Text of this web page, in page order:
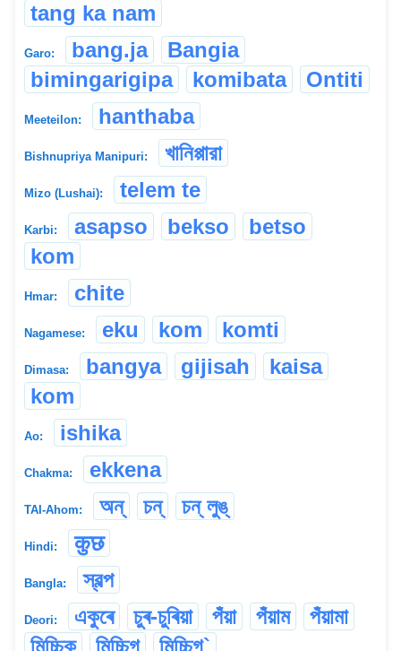
tang ka nam
Garo: bang.ja
Bangia
bimingarigipa
komibata Ontiti
Meeteilon: hanthaba
Bishnupriya Manipuri: খানিপ্পারা
Mizo (Lushai): telem te
Karbi: asapso bekso
betso
kom
Hmar: chite
Nagamese: eku kom komti
Dimasa: bangya gijisah
kaisa
kom
Ao: ishika
Chakma: ekkena
TAI-Ahom: অন্ চন্ চন্ লুঙ্
Hindi: कुछ
Bangla: স্বল্প
Deori: একুৰে চুৰ-চুৰিয়া পঁয়া পঁয়াম
পঁয়ামা
মিচ্চিক
মিচ্চিগ মিচ্চিগ`